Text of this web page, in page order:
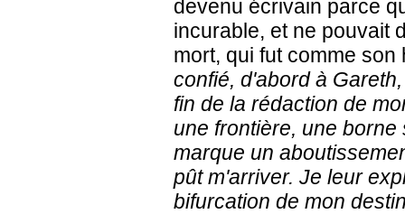
devenu écrivain parce
incurable, et ne pouvait
mort, qui fut comme
confié, d'abord à
fin de la rédaction de
une frontière, une
marque un
pût m'arriver. Je leur
bifurcation de mon